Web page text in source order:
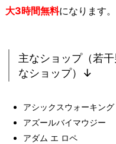
大3時間無料になります。
主なショップ（若
なショップ）↓
アシックスウォーキング
アズールバイマウジー
アダム エ ロペ